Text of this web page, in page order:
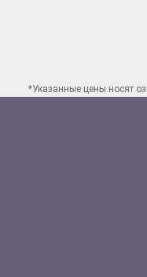
*Указанные цены носят